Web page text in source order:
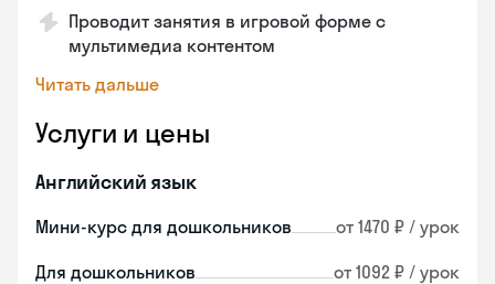
Проводит занятия в игровой форме с
мультимедиа контентом
Читать дальше
Услуги и цены
Английский язык
Мини-курс для дошкольников от 1470 ₽ / урок
Для дошкольников от 1092 ₽ / урок